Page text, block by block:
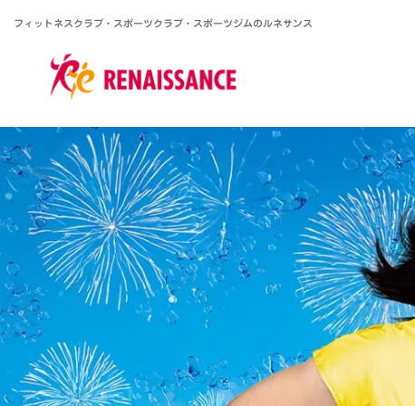
フィットネスクラブ・スポーツクラブ・ スポーツジムのルネサンス